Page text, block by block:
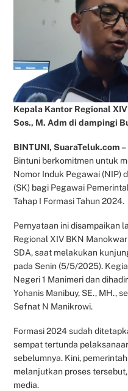
Kepala Kantor Regional
Sos., M. Adm di dampingi
BINTUNI, SuaraTeluk.com –
Bintuni berkomitmen untuk
Nomor Induk Pegawai (NIP)
(SK) bagi Pegawai
Tahap I Formasi Tahun 2024.
Pernyataan ini disampaikan
Regional XIV BKN
SDA, saat melakukan
pada Senin (5/5/2025).
Negeri 1 Manimeri dan
Yohanis Manibuy, SE., MH.,
Sefnat N Manikrowi.
Formasi 2024 sudah
sempat tertunda
sebelumnya. Kini,
melanjutkan proses
media.